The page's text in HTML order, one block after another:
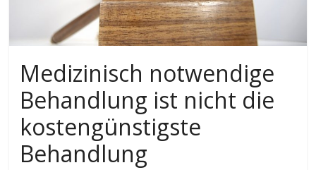
Medizinisch notwendige
Behandlung ist nicht die
kostengünstigste
Behandlung